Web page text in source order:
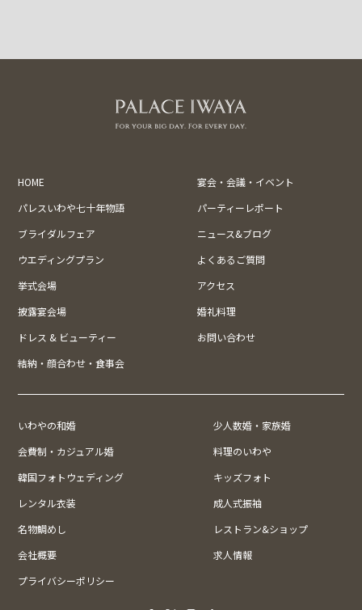
HOME
宴会・会議・イベント
パレスいわや七十年物語
パーティーレポート
ブライダルフェア
ニュース&ブログ
ウエディングプラン
よくあるご質問
挙式会場
アクセス
披露宴会場
婚礼料理
ドレス & ビューティー
お問い合わせ
結納・顔合わせ・食事会
いわやの和婚
少人数婚・家族婚
会費制・カジュアル婚
料理のいわや
韓国フォトウェディング
キッズフォト
レンタル衣装
成人式振袖
名物鯛めし
レストラン&ショップ
会社概要
求人情報
プライバシーポリシー